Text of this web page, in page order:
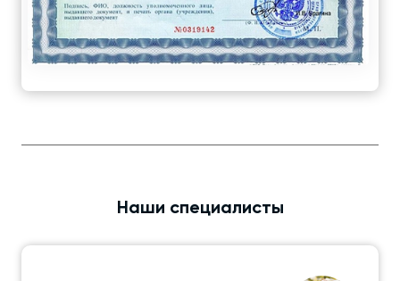
Наши специалисты